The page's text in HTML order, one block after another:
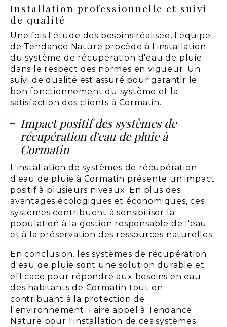
Installation professionnelle et suivi
de qualité
Une fois l'étude des besoins réalisée, l'équipe
de Tendance Nature procède à l'installation
du système de récupération d'eau de pluie
dans le respect des normes en vigueur. Un
suivi de qualité est assuré pour garantir le
bon fonctionnement du système et la
satisfaction des clients à Cormatin.
Impact positif des systèmes de
récupération d'eau de pluie à
Cormatin
L'installation de systèmes de récupération
d'eau de pluie à Cormatin présente un impact
positif à plusieurs niveaux. En plus des
avantages écologiques et économiques, ces
systèmes contribuent à sensibiliser la
population à la gestion responsable de l'eau
et à la préservation des ressources naturelles.
En conclusion, les systèmes de récupération
d'eau de pluie sont une solution durable et
efficace pour répondre aux besoins en eau
des habitants de Cormatin tout en
contribuant à la protection de
l'environnement. Faire appel à Tendance
Nature pour l'installation de ces systèmes